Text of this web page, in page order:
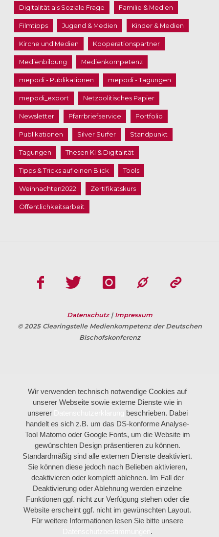
Digitalität als Soziale Frage Familie & Medien
Filmtipps Jugend & Medien Kinder & Medien
Kirche und Medien Kooperationspartner
Medienbildung Medienkompetenz
mepodi - Publikationen mepodi - Tagungen
mepodi_export Netzpolitisches Papier
Newsletter Pfarrbriefservice Portfolio
Publikationen Silver Surfer Standpunkt
Tagungen Thesen KI & Digitalität
Tipps & Tricks auf einen Blick Tools
Weihnachten2022 Zertifikatskurs
Öffentlichkeitsarbeit
Datenschutz | Impressum
© 2025 Clearingstelle Medienkompetenz der Deutschen
Bischofskonferenz
Wir verwenden technisch notwendige Cookies auf
unserer Webseite sowie externe Dienste wie in
unserer
beschrieben. Dabei
handelt es sich z.B. um das DS-konforme Analyse-
Tool Matomo oder Google Fonts, um die Website im
gewünschten Design präsentieren zu können.
Standardmäßig sind alle externen Dienste deaktiviert.
Sie können diese jedoch nach Belieben aktivieren,
deaktivieren oder komplett ablehnen. Im Fall der
Deaktivierung oder Ablehnung werden einzelne
Funktionen ggf. nicht zur Verfügung stehen oder die
Website erscheint ggf. nicht im gewünschten Layout.
Für weitere Informationen lesen Sie bitte unsere
.